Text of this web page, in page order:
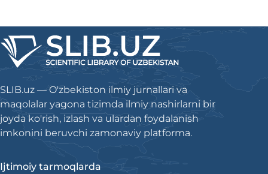
SLIB.uz — O'zbekiston ilmiy jurnallari va
maqolalar yagona tizimda ilmiy nashirlarni bir
joyda ko'rish, izlash va ulardan foydalanish
imkonini beruvchi zamonaviy platforma.
Ijtimoiy tarmoqlarda